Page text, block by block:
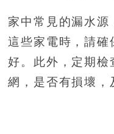
家中常見的漏水源
這些家電時，請確
好。此外，定期檢
網，是否有損壞，